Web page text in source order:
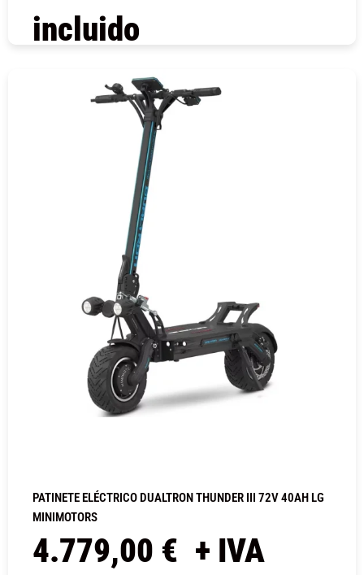
incluido
PATINETE ELÉCTRICO DUALTRON THUNDER III 72V 40AH LG
MINIMOTORS
4.779,00 € + IVA